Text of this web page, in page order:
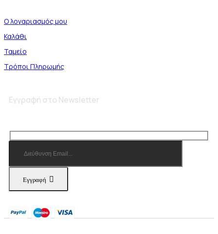
Ο λογαριασμός μου
Καλάθι
Ταμείο
Τρόποι Πληρωμής
Εγγραφή στο Newsletter
Εγγραφή